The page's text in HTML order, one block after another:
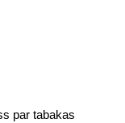
par tabakas